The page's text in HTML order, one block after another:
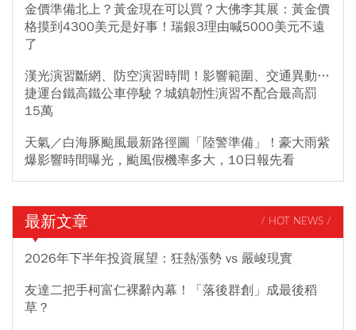
金價準備北上？黃金現在可以買？大佛李其展：黃金價
格摸到4300美元是好事！瑞銀3理由喊5000美元不遠
了
漢光演習斷網、防空演習時間！影響範圍、交通異動…
捷運台鐵高鐵公車停駛？城鎮韌性演習不配合最高罰
15萬
天氣／白海豚颱風最新路徑圖「陸警準備」！豪大雨紫
爆影響時間曝光，颱風假機率多大，10日報先看
最新文章 / HOT NEWS /
2026年下半年投資展望：狂熱漲勢 vs 嚴峻現實
友達二把手柯富仁裸辭內幕！「落後群創」成最後稻
草？